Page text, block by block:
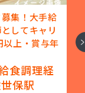
集！大手給
してキャリ
上・賞与年
食調理経
保駅
次